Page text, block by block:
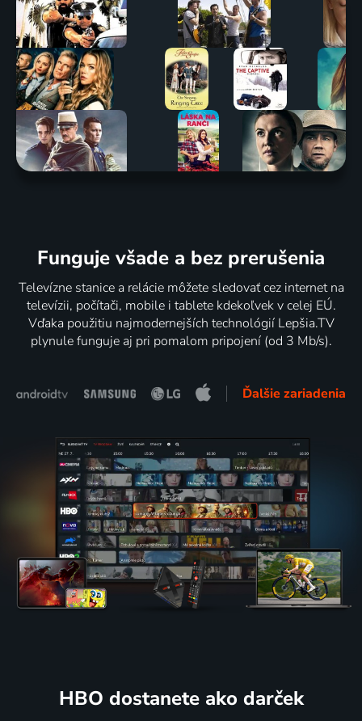
Funguje všade a bez prerušenia
Televízne stanice a relácie môžete sledovať cez internet na
televízii, počítači, mobile i tablete kdekoľvek v celej EÚ.
Vďaka použitiu najmodernejších technológií Lepšia.TV
plynule funguje aj pri pomalom pripojení (od 3 Mb/s).
Ďalšie zariadenia
HBO dostanete ako darček